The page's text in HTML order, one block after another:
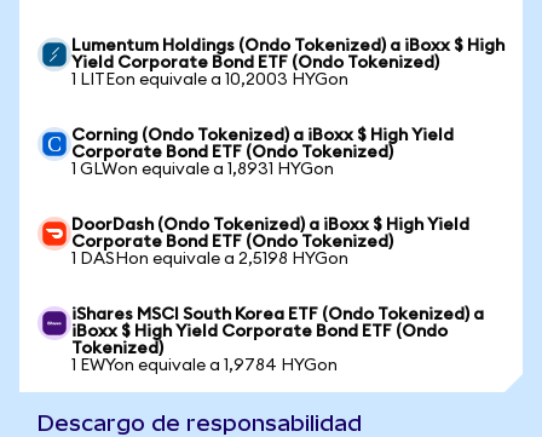
Lumentum Holdings (Ondo Tokenized) a iBoxx $ High
Yield Corporate Bond ETF (Ondo Tokenized)
1 LITEon equivale a 10,2003 HYGon
Corning (Ondo Tokenized) a iBoxx $ High Yield
Corporate Bond ETF (Ondo Tokenized)
1 GLWon equivale a 1,8931 HYGon
DoorDash (Ondo Tokenized) a iBoxx $ High Yield
Corporate Bond ETF (Ondo Tokenized)
1 DASHon equivale a 2,5198 HYGon
iShares MSCI South Korea ETF (Ondo Tokenized) a
iBoxx $ High Yield Corporate Bond ETF (Ondo
Tokenized)
1 EWYon equivale a 1,9784 HYGon
Descargo de responsabilidad